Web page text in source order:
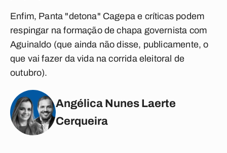
Enfim, Panta "detona" Cagepa e críticas podem
respingar na formação de chapa governista com
Aguinaldo (que ainda não disse, publicamente, o
que vai fazer da vida na corrida eleitoral de
outubro).
Angélica Nunes Laerte
Cerqueira